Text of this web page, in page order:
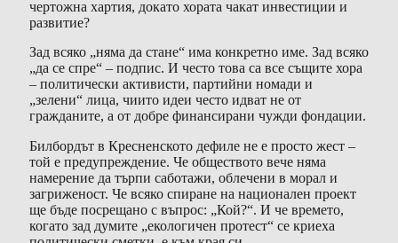
чертожна хартия, докато хората чакат инвестиции и
развитие?
Зад всяко „няма да стане“ има конкретно име. Зад всяко
„да се спре“ – подпис. И често това са все същите хора
– политически активисти, партийни номади и
„зелени“ лица, чиито идеи често идват не от
гражданите, а от добре финансирани чужди фондации.
Билбордът в Кресненското дефиле не е просто жест –
той е предупреждение. Че обществото вече няма
намерение да търпи саботажи, облечени в морал и
загриженост. Че всяко спиране на национален проект
ще бъде посрещано с въпрос: „Кой?“. И че времето,
когато зад думите „екологичен протест“ се криеха